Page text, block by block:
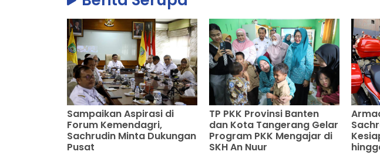
Sampaikan Aspirasi di
Forum Kemendagri,
Sachrudin Minta Dukungan
Pusat
TP PKK Provinsi Banten
dan Kota Tangerang Gelar
Program PKK Mengajar di
SKH An Nuur